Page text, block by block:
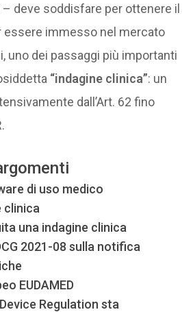
deve soddisfare per ottenere il
essere immesso nel mercato
uno dei passaggi più importanti
“indagine clinica”: un
dall’Art. 62 fino
di uso medico
clinica
una indagine clinica
2021-08 sulla notifica
EUDAMED
Regulation sta